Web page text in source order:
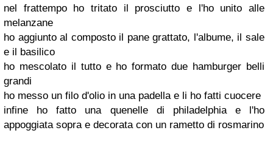
nel frattempo ho tritato il prosciutto e l'ho unito alle
melanzane
ho aggiunto al composto il pane grattato, l'albume, il sale
e il basilico
ho mescolato il tutto e ho formato due hamburger belli
grandi
ho messo un filo d'olio in una padella e li ho fatti cuocere
infine ho fatto una quenelle di philadelphia e l'ho
appoggiata sopra e decorata con un rametto di rosmarino